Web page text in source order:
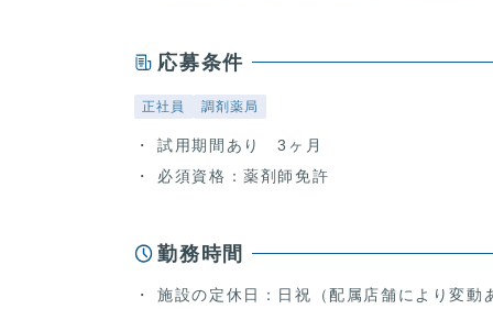
応募条件
正社員 調剤薬局
試用期間あり 3ヶ月
必須資格：薬剤師免許
勤務時間
施設の定休日：日祝（配属店舗により変動